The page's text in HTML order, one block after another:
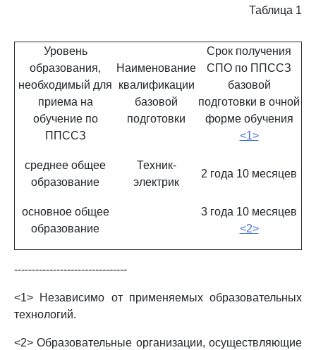
Таблица 1
Уровень
образования,
необходимый для
приема на
обучение по
ППССЗ
Наименование
квалификации
базовой
подготовки
Срок получения
СПО по ППССЗ
базовой
подготовки в очной
форме обучения
<1>
среднее общее
образование
Техник-
электрик
2 года 10 месяцев
основное общее
образование
3 года 10 месяцев
<2>
--------------------------------
<1> Независимо от применяемых образовательных
технологий.
<2> Образовательные организации, осуществляющие